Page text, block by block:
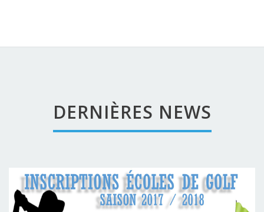
DERNIÈRES NEWS